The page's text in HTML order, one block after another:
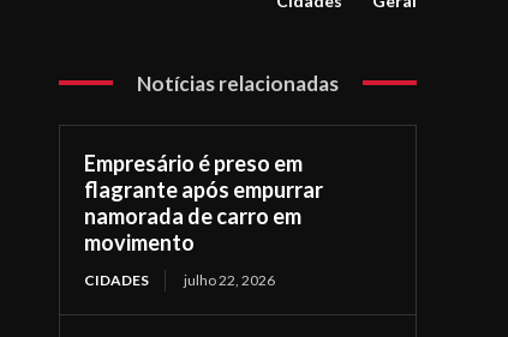
Notícias relacionadas
Empresário é preso em
flagrante após empurrar
namorada de carro em
movimento
CIDADES julho 22, 2026